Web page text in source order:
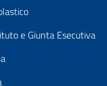
e Giunta Esecutiva